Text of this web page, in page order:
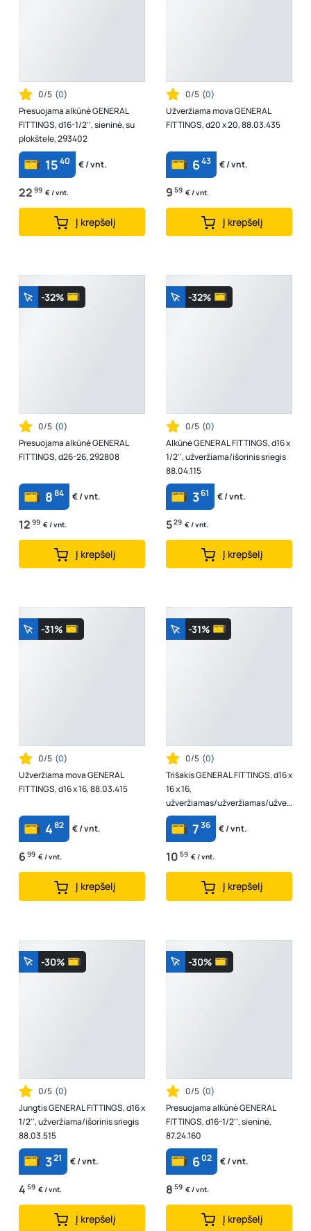
0/5 (0)
Presuojama alkūnė GENERAL
FITTINGS, d16-1/2'', sieninė, su
plokštele, 293402
1540 € / vnt.
22 99 € / vnt.
Į krepšelį
0/5 (0)
Užveržiama mova GENERAL
FITTINGS, d20 x 20, 88.03.435
643 € / vnt.
9 59 € / vnt.
Į krepšelį
-32%
0/5 (0)
Presuojama alkūnė GENERAL
FITTINGS, d26-26, 292808
884 € / vnt.
12 99 € / vnt.
Į krepšelį
-32%
0/5 (0)
Alkūnė GENERAL FITTINGS, d16 x
1/2'', užveržiama/išorinis sriegis
88.04.115
361 € / vnt.
529 € / vnt.
Į krepšelį
-31%
0/5 (0)
Užveržiama mova GENERAL
FITTINGS, d16 x 16, 88.03.415
482 € / vnt.
6 99 € / vnt.
Į krepšelį
-31%
0/5 (0)
Trišakis GENERAL FITTINGS, d16 x
16 x 16,
užveržiamas/užveržiamas/užver
žiamas 88.04.515
736 € / vnt.
10 59 € / vnt.
Į krepšelį
-30%
0/5 (0)
Jungtis GENERAL FITTINGS, d16 x
1/2'', užveržiama/išorinis sriegis
88.03.515
321 € / vnt.
4 59 € / vnt.
Į krepšelį
-30%
0/5 (0)
Presuojama alkūnė GENERAL
FITTINGS, d16-1/2'', sieninė,
87.24.160
602 € / vnt.
8 59 € / vnt.
Į krepšelį